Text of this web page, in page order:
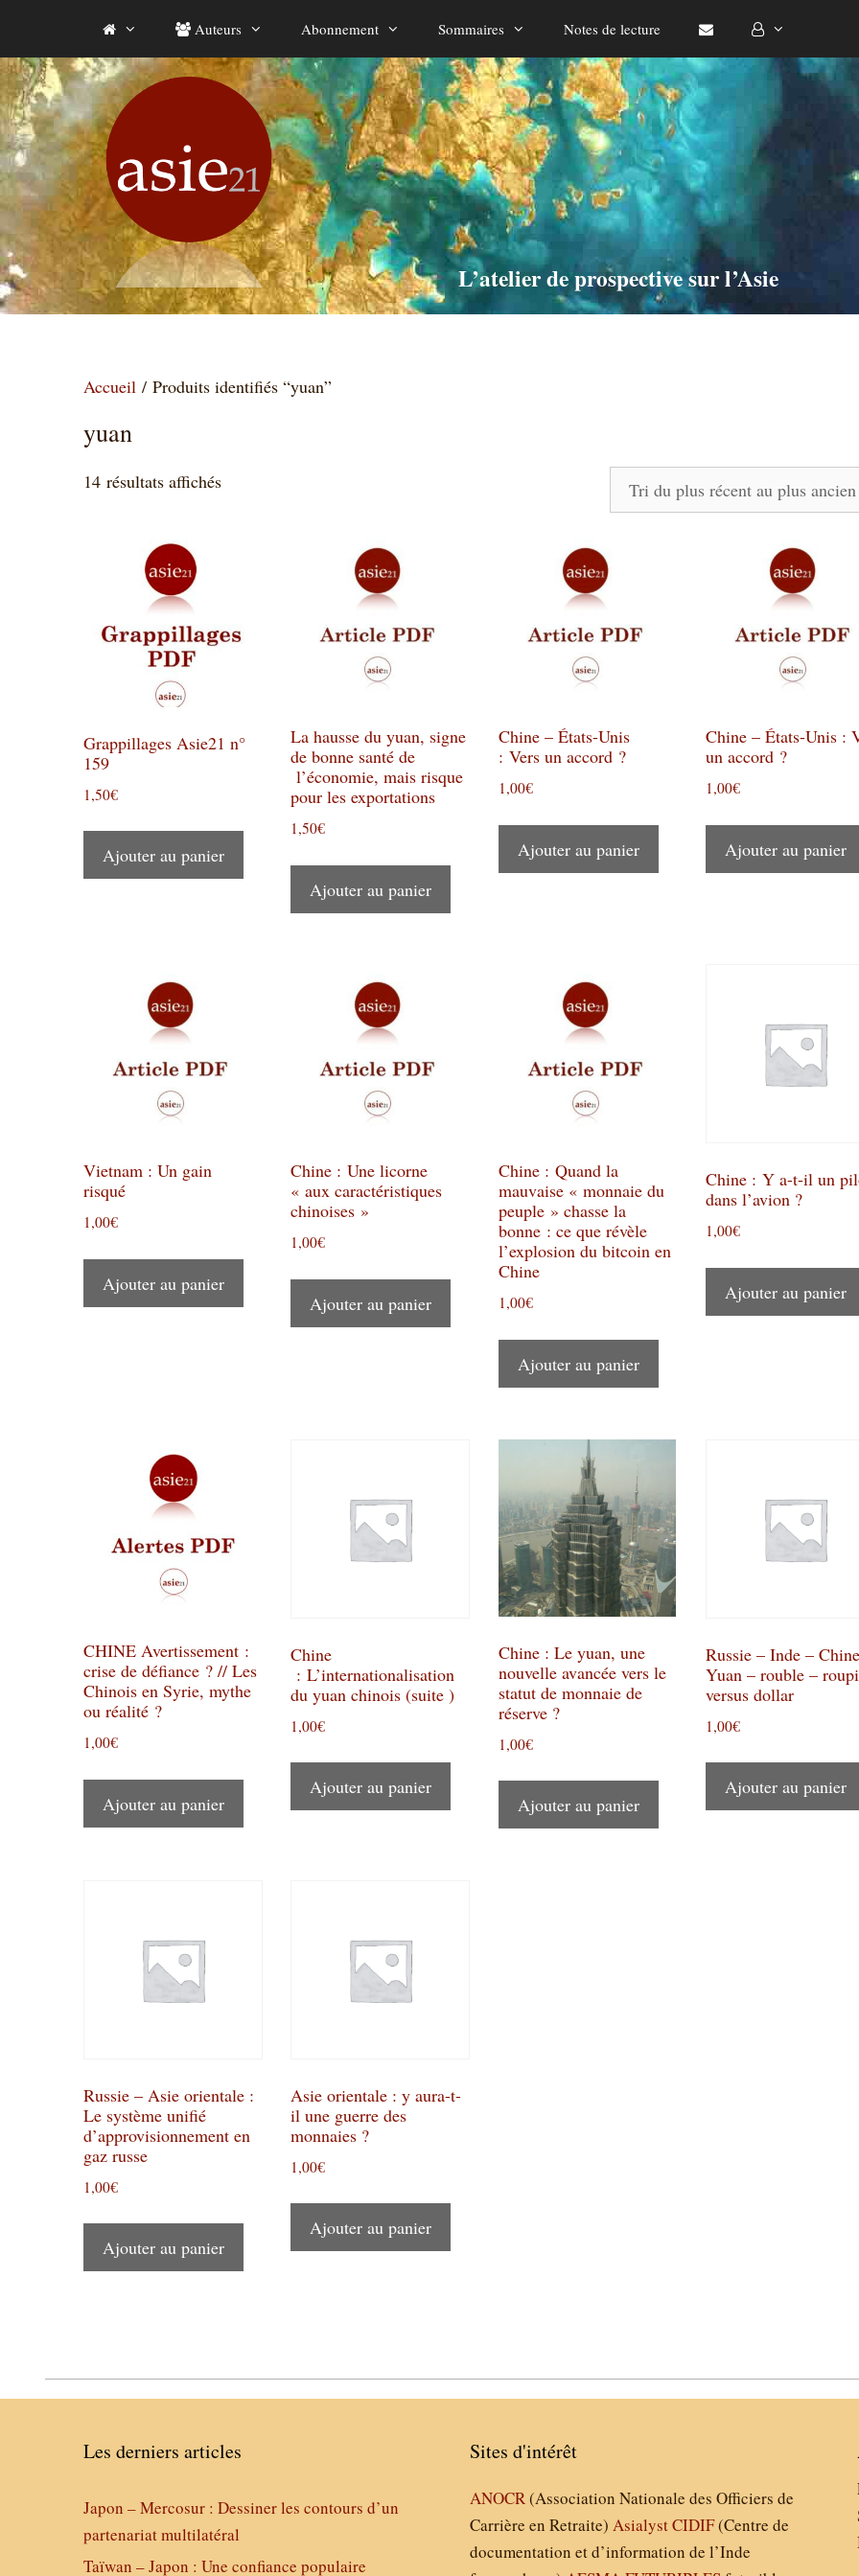
contenu
Auteurs Abonnement Sommaires Notes de lecture
L’atelier de prospective sur l’Asie
Accueil / Produits identifiés “yuan”
yuan
14 résultats affichésTrié
Grappillages Asie21 n°
159
1,50€
Ajouter au panier
La hausse du yuan, signe
de bonne santé de
l’économie, mais risque
pour les exportations
1,50€
Ajouter au panier
Chine – États-Unis
: Vers un accord ?
1,00€
Ajouter au panier
Chine – États-Unis :
un accord ?
1,00€
Ajouter au panier
Vietnam : Un gain
risqué
1,00€
Ajouter au panier
Chine : Une licorne
« aux caractéristiques
chinoises »
1,00€
Ajouter au panier
Chine : Quand la
mauvaise « monnaie du
peuple » chasse la
bonne : ce que révèle
l’explosion du bitcoin en
Chine
1,00€
Ajouter au panier
Chine : Y a-t-il un
dans l’avion ?
1,00€
Ajouter au panier
CHINE Avertissement :
crise de défiance ? // Les
Chinois en Syrie, mythe
ou réalité ?
1,00€
Ajouter au panier
Chine
: L’internationalisation
du yuan chinois (suite )
1,00€
Ajouter au panier
Chine : Le yuan, une
nouvelle avancée vers le
statut de monnaie de
réserve ?
1,00€
Ajouter au panier
Russie – Inde –
Yuan – rouble –
versus dollar
1,00€
Ajouter au panier
Russie – Asie orientale :
Le système unifié
d’approvisionnement en
gaz russe
1,00€
Ajouter au panier
Asie orientale : y aura-t-
il une guerre des
monnaies ?
1,00€
Ajouter au panier
Les derniers articles
Japon – Mercosur : Dessiner les contours d’un
partenariat multilatéral
Taïwan – Japon : Une confiance populaire
Sites d'intérêt
ANOCR(Association Nationale des Officiers de
Carrière en Retraite)AsialystCIDIF(Centre de
documentation et d’information de l’Inde